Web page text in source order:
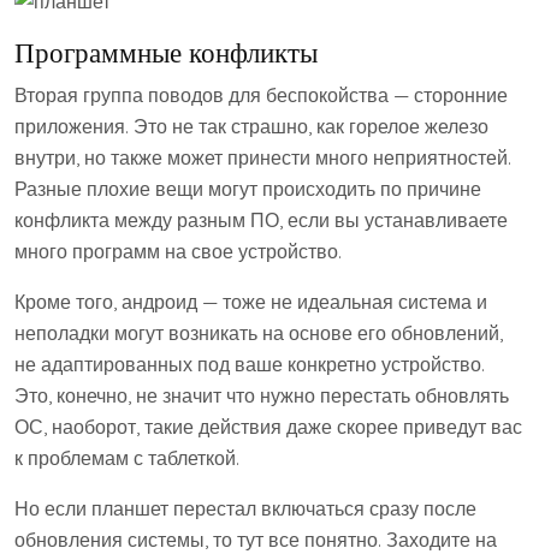
Программные конфликты
Вторая группа поводов для беспокойства — сторонние
приложения. Это не так страшно, как горелое железо
внутри, но также может принести много неприятностей.
Разные плохие вещи могут происходить по причине
конфликта между разным ПО, если вы устанавливаете
много программ на свое устройство.
Кроме того, андроид — тоже не идеальная система и
неполадки могут возникать на основе его обновлений,
не адаптированных под ваше конкретно устройство.
Это, конечно, не значит что нужно перестать обновлять
ОС, наоборот, такие действия даже скорее приведут вас
к проблемам с таблеткой.
Но если планшет перестал включаться сразу после
обновления системы, то тут все понятно. Заходите на